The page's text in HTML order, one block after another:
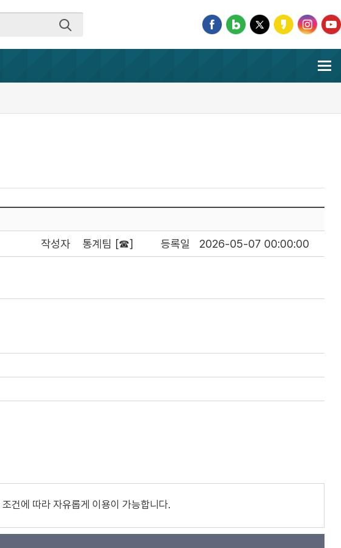
등록일
2026-05-07 00:00:00
작성자 통계팀 [☎]
조건에 따라 자유롭게 이용이 가능합니다.